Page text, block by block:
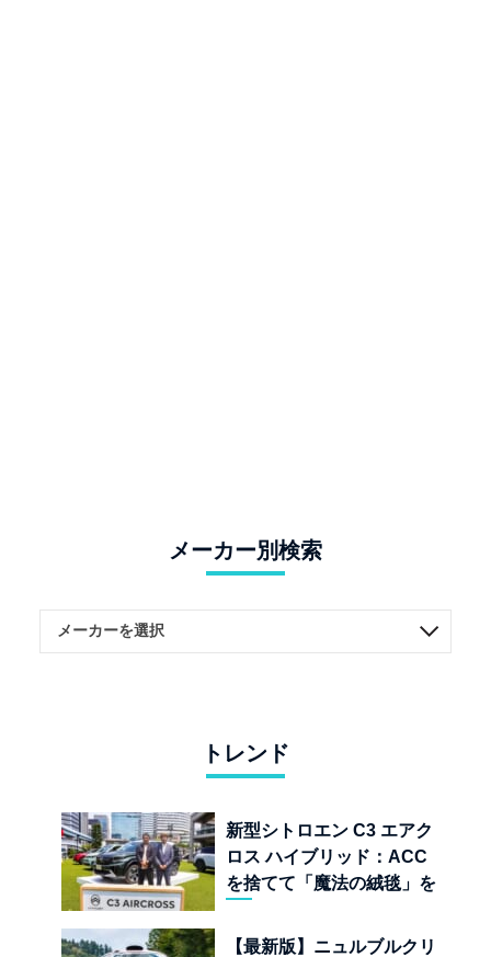
メーカー別検索
トレンド
新型シトロエン C3 エアク
ロス ハイブリッド：ACC
を捨てて「魔法の絨毯」を
児
【最新版】ニュルブルクリ